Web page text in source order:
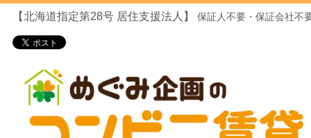
【北海道指定第28号 居住支援法人】 保証人不要・保証会社不